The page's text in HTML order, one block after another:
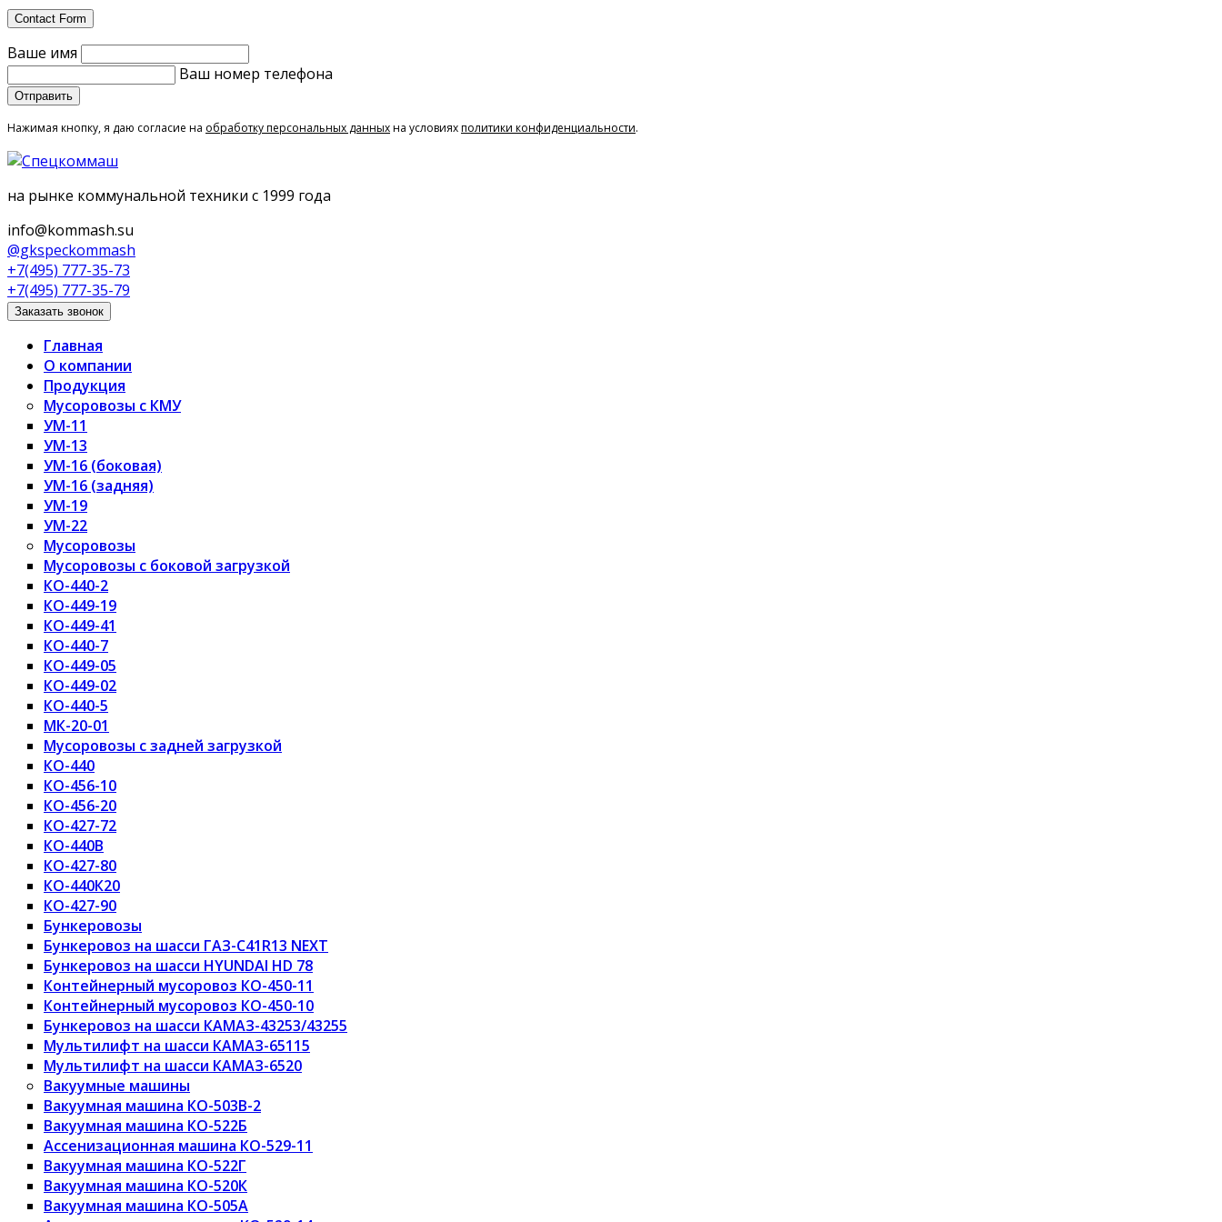
Contact Form
Ваше имя
Ваш номер телефона
Нажимая кнопку, я даю согласие на обработку персональных данныхна условияхполитики конфиденциальности.
на рынке коммунальной техники с 1999 года
info@kommash.su
@gkspeckommash
+7(495) 777-35-73
+7(495) 777-35-79
Заказать звонок
Главная
О компании
Продукция
Мусоровозы с КМУ
УМ-11
УМ-13
УМ-16 (боковая)
УМ-16 (задняя)
УМ-19
УМ-22
Мусоровозы
Мусоровозы с боковой загрузкой
КО-440-2
КО-449-19
КО-449-41
КО-440-7
КО-449-05
КО-449-02
КО-440-5
МК-20-01
Мусоровозы с задней загрузкой
КО-440
КО-456-10
КО-456-20
КО-427-72
КО-440В
КО-427-80
КО-440К20
КО-427-90
Бункеровозы
Бункеровоз на шасси ГАЗ-C41R13 NEXT
Бункеровоз на шасси HYUNDAI HD 78
Контейнерный мусоровоз КО-450-11
Контейнерный мусоровоз КО-450-10
Бункеровоз на шасси КАМАЗ-43253/43255
Мультилифт на шасси КАМАЗ-65115
Мультилифт на шасси КАМАЗ-6520
Вакуумные машины
Вакуумная машина КО-503В-2
Вакуумная машина КО-522Б
Ассенизационная машина КО-529-11
Вакуумная машина КО-522Г
Вакуумная машина КО-520К
Вакуумная машина КО-505А